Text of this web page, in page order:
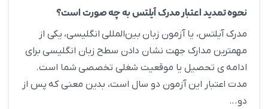
نحوه تمدید اعتبار مدرک آیلتس به چه صورت است؟
مدرک آیلتس، یا آزمون زبان بین‌المللی انگلیسی، یکی از
مهمترین مدارک جهت نشان دادن سطح زبان انگلیسی برای
ادامه ی تحصیل یا موقعیت شغلی تخصصی شما است.
مدت اعتبار این آزمون دو سال است، بدین معنی که پس از
دو...